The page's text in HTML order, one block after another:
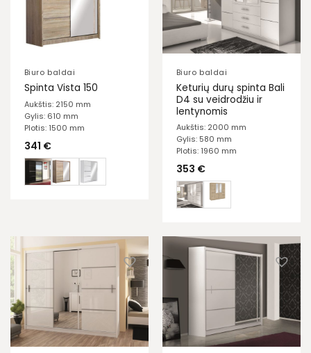
Biuro baldai
Spinta Vista 150
Aukštis: 2150 mm
Gylis: 610 mm
Plotis: 1500 mm
341 €
Biuro baldai
Keturių durų spinta Bali
D4 su veidrodžiu ir
lentynomis
Aukštis: 2000 mm
Gylis: 580 mm
Plotis: 1960 mm
353 €